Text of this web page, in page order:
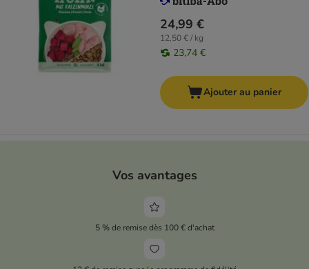
24,99 €
12,50 € / kg
23,74 €
Ajouter au panier
Vos avantages
5 % de remise dès 100 € d'achat